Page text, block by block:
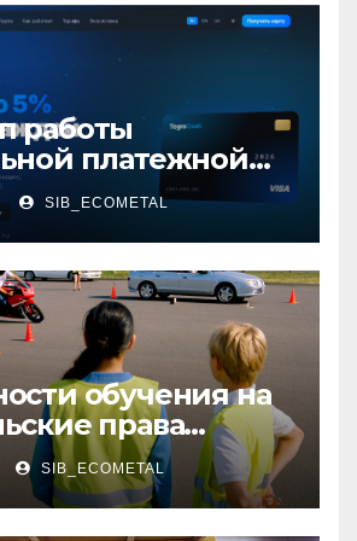
работы
платежной
5 минут без
и без
с
SIB_ECOMETAL
обучения на
права
А, В и М
SIB_ECOMETAL